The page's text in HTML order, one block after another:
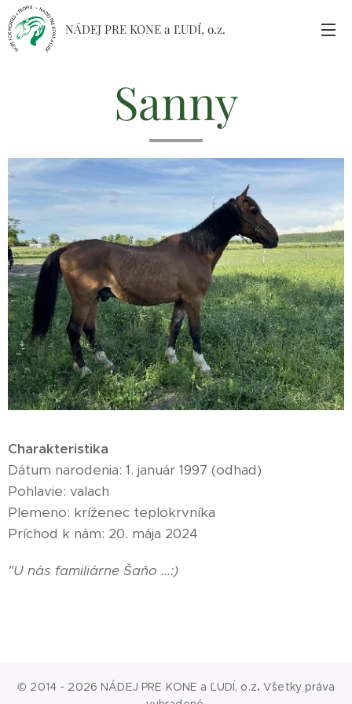
NÁDEJ PRE KONE a ĽUDÍ, o.z.
Sanny
Charakteristika
Dátum narodenia: 1. január 1997 (odhad)
Pohlavie: valach
Plemeno: kríženec teplokrvníka
Príchod k nám: 20. mája 2024
"U nás familiárne Šaňo ...:)
© 2014 - 2026 NÁDEJ PRE KONE a ĽUDÍ, o.z.Všetky práva